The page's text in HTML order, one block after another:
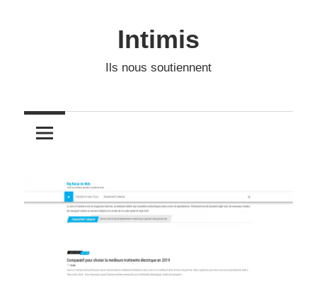
Intimis
Ils nous soutiennent